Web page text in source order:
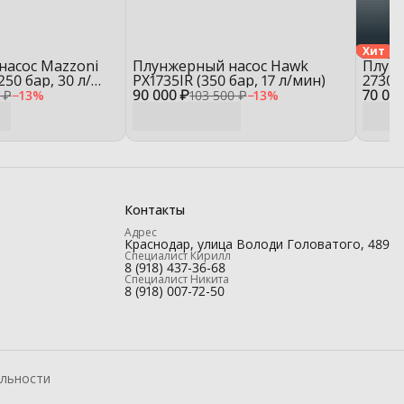
₽−13%
Mazzoni
бар, 30 л/
90 000 ₽103 500 ₽−13%
Плунжерный насос Hawk
PX1735IR (350 бар, 17 л/мин)
Хит
70
Контакты
Адрес
Краснодар, улица Володи Головатого, 489
Специалист Кирилл
8 (918) 437-36-68
Специалист Никита
8 (918) 007-72-50